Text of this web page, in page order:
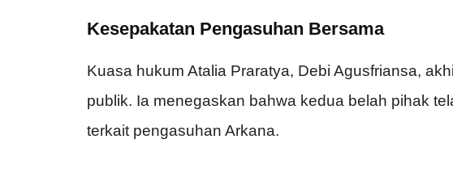
Kesepakatan Pengasuhan Bersama
Kuasa hukum Atalia Praratya, Debi Agusfriansa,
publik. Ia menegaskan bahwa kedua belah pihak
terkait pengasuhan Arkana.